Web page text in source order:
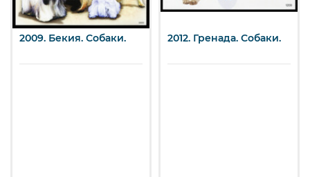
2009. Бекия. Собаки. 2012. Гренада. Собаки.